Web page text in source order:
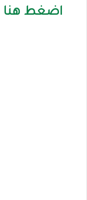
اضغط هنا